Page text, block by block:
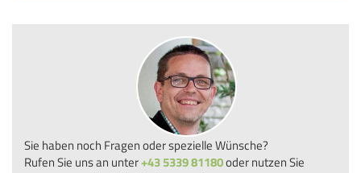
Sie haben noch Fragen oder spezielle Wünsche?
Rufen Sie uns an unter+43 5339 81180oder nutzen Sie